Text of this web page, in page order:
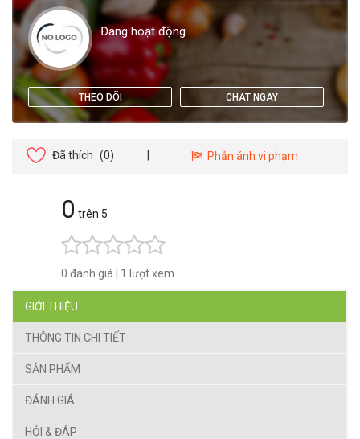
Đang hoạt động
THEO DÕI CHAT NGAY
Đã thích (0) Phản ánh vi phạm
0 trên 5
0 đánh giá 1 lượt xem
GIỚI THIỆU
THÔNG TIN CHI TIẾT
SẢN PHẨM
ĐÁNH GIÁ
HỎI & ĐÁP